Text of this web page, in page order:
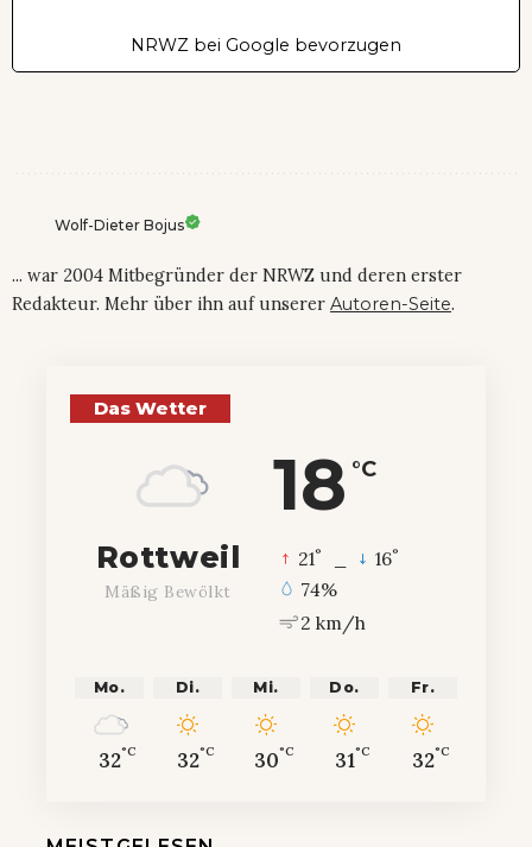
NRWZ bei Google bevorzugen
Wolf-Dieter Bojus
... war 2004 Mitbegründer der NRWZ und deren erster
Redakteur. Mehr über ihn auf unserer Autoren-Seite.
Das Wetter
18 °C
Rottweil
Mäßig Bewölkt
21° 16°
74%
2 km/h
Mo.
32°C
Di.
32°C
Mi.
30°C
Do.
31°C
Fr.
32°C